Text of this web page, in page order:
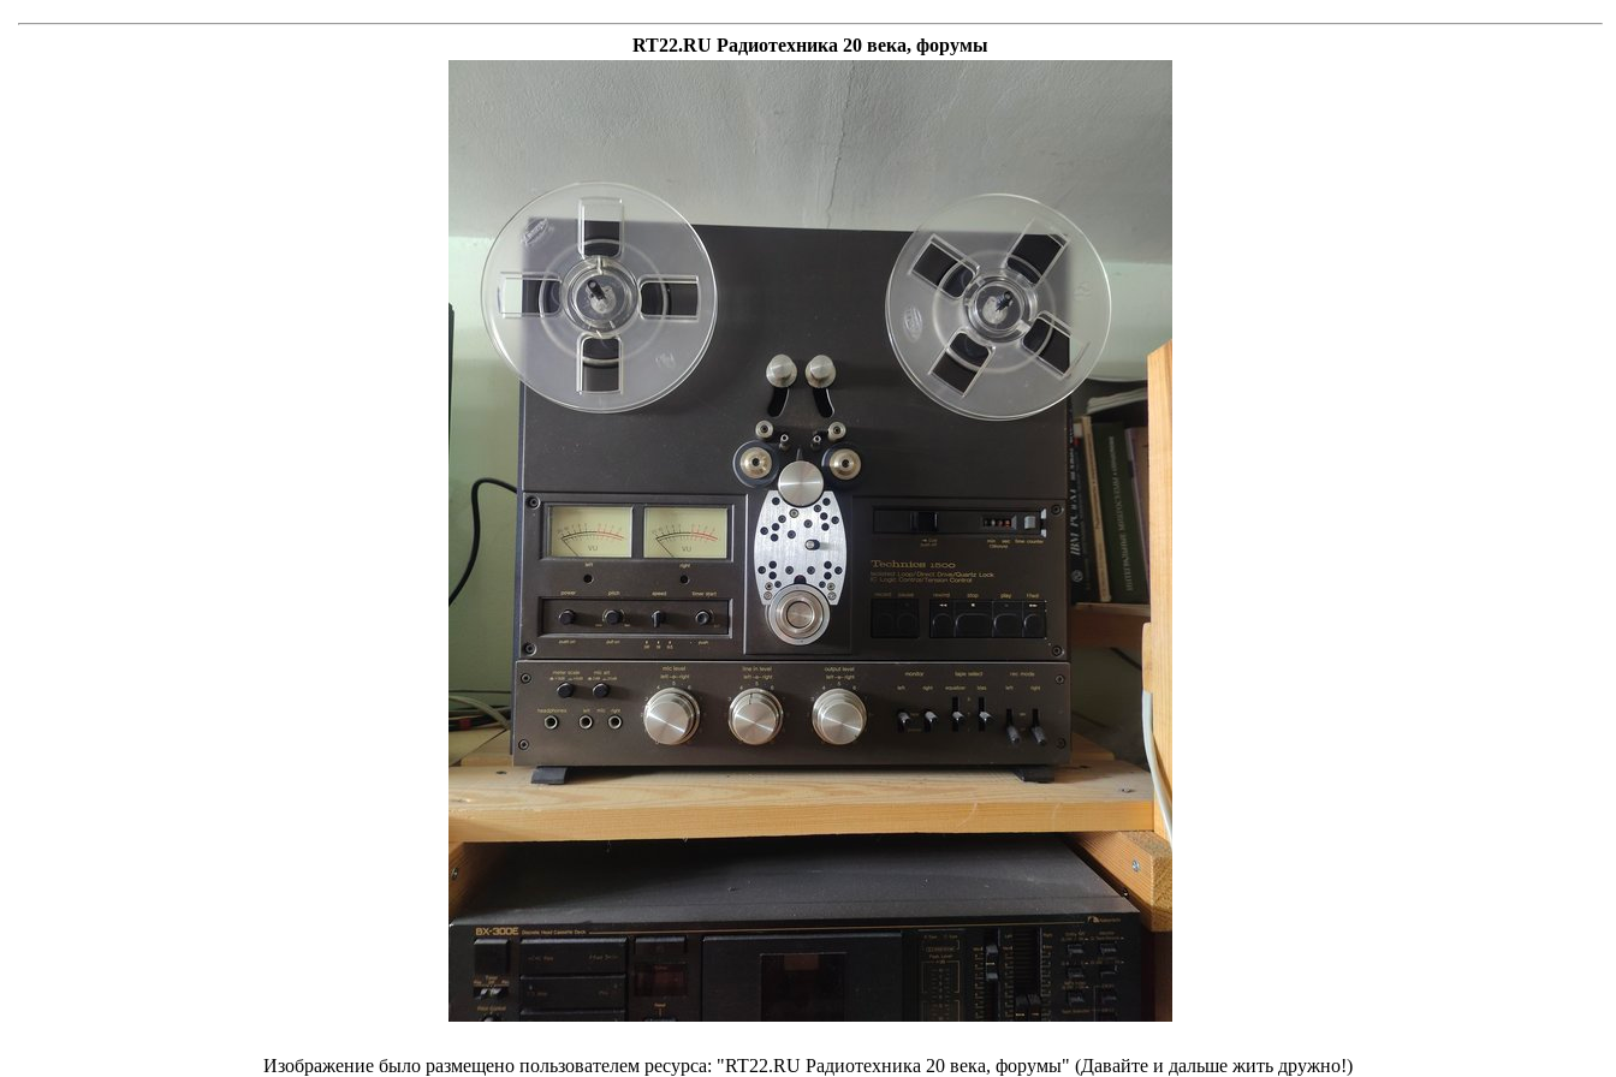
RT22.RU Радиотехника 20 века, форумы
Изображение было размещено пользователем ресурса: "RT22.RU Радиотехника 20 века, форумы" (Давайте и дальше жить дружно!)